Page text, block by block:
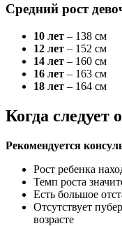
Средний рост
10 лет – 138 см
12 лет – 152 см
14 лет – 160 см
16 лет – 163 см
18 лет – 164 см
Когда следует
Рекомендуется
Рост ребенка
Темп роста
Есть большое
Отсутствует
возрасте